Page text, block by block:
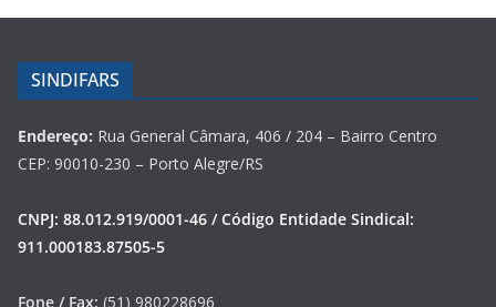
SINDIFARS
Endereço: Rua General Câmara, 406 / 204 – Bairro Centro
CEP: 90010-230 – Porto Alegre/RS
CNPJ: 88.012.919/0001-46 / Código Entidade Sindical:
911.000183.87505-5
Fone / Fax: (51) 980228696